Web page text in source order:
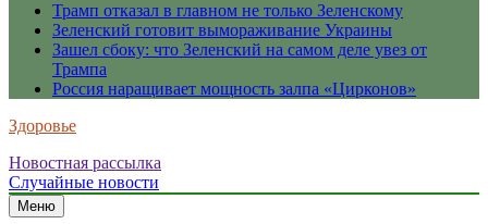
Трамп отказал в главном не только Зеленскому
Зеленский готовит вымораживание Украины
Зашел сбоку: что Зеленский на самом деле увез от
Трампа
Россия наращивает мощность залпа «Цирконов»
Здоровье
Новостная рассылка
Случайные новости
Меню